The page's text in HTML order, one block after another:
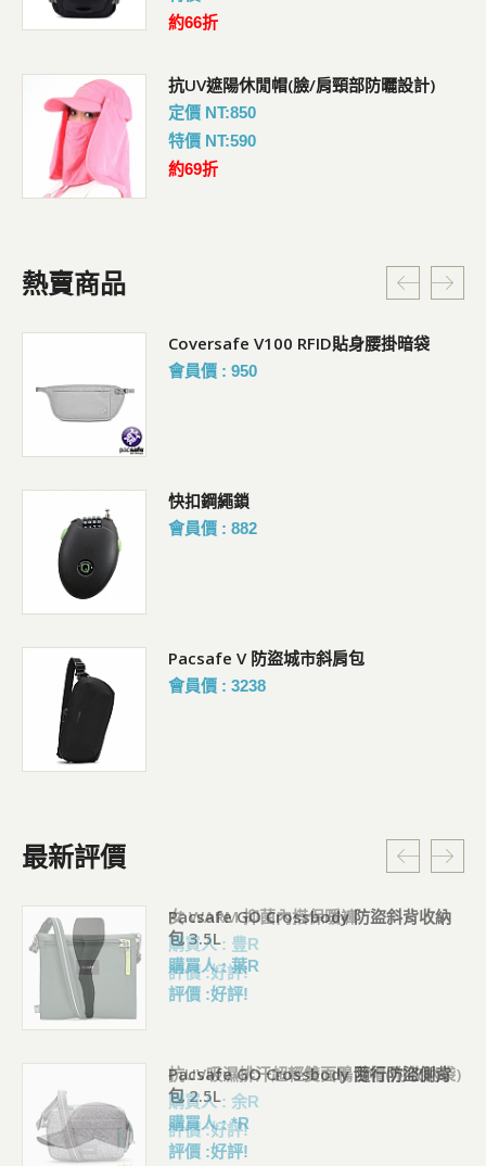
約66折
抗UV遮陽休閒帽(臉/肩頸部防曬設計)
定價 NT:850
特價 NT:590
約69折
熱賣商品
Coversafe V100 RFID貼身腰掛暗袋
會員價 : 950
快扣鋼繩鎖
會員價 : 882
Pacsafe V 防盜城市斜肩包
會員價 : 3238
最新評價
Pacsafe GO Crossbody 防盜斜背收納
包 3.5L
購買人 : 葉R
評價 :好評!
Pacsafe GO Crossbody 隨行防盜側背
包 2.5L
購買人 : *R
評價 :好評!